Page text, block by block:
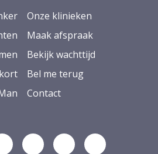
Onze klinieken
Maak afspraak
Bekijk wachttijd
Bel me terug
Contact